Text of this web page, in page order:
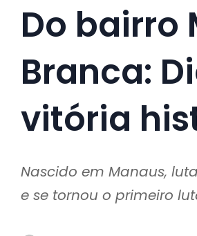
Do bairro
Branca:
vitória
Nascido em Manaus,
e se tornou o primeiro